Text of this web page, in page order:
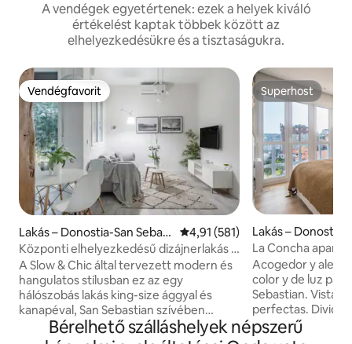
A vendégek egyetértenek: ezek a helyek kiváló
értékelést kaptak többek között az
elhelyezkedésükre és a tisztaságukra.
Vendégfavorit
Vendégfavorit
Lakás – Donostia-San Sebast
ián
Átlagos értékelés: 5/4,91, 581
4,91 (581)
Központi elhelyezkedésű dizájnerlakás a
Chic Donostitól
A Slow & Chic által tervezett modern és
hangulatos stílusban ez az egy
hálószobás lakás king-size ággyal és
kanapéval, San Sebastian szívében
található, 5 perces sétára a La Concha
strandtól. Kifogástalanul felújított,
Superhost
Superhost
Lakás – Donostia-
tián
La Concha
stúdióapartman
Acogedor y
color y de luz
Sebastian. Vistas al mar.
perfectas.
espaciosa y con
salón comedor
Bérelhető szálláshelyek népszerű